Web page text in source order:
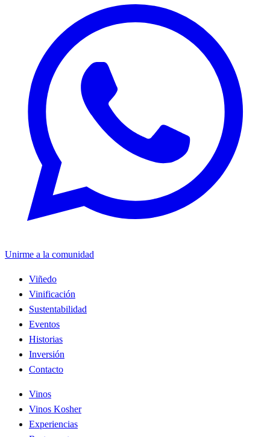
Unirme a la comunidad
Viñedo
Vinificación
Sustentabilidad
Eventos
Historias
Inversión
Contacto
Vinos
Vinos Kosher
Experiencias